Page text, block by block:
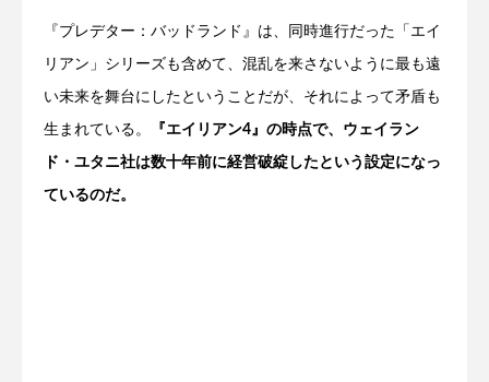
『プレデター：バッドランド』は、同時進行だった「エイ
リアン」シリーズも含めて、混乱を来さないように最も遠
い未来を舞台にしたということだが、それによって矛盾も
生まれている。 『エイリアン4』の時点で、ウェイラン
ド・ユタニ社は数十年前に経営破綻したという設定になっ
ているのだ。